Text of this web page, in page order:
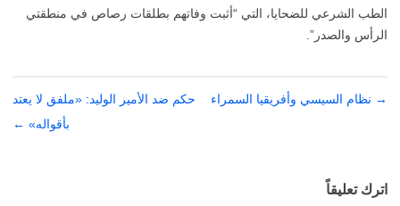
الطب الشرعي للضحايا، التي “أثبت وفاتهم بطلقات رصاص في منطقتي
الرأس والصدر”.
تصفّح
→ نظام السيسي وأفريقيا السمراء
حكم ضد الأمير الوليد: «ملفق لا يعتد
بأقواله» ←
اترك تعليقاً